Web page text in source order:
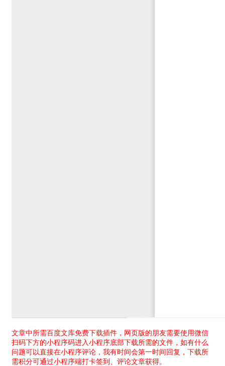
文章中所需百度文库免费下载插件，网页版的朋友需要使用微信
扫码下方的小程序码进入小程序底部下载所需的文件，如有什么
问题可以直接在小程序评论，我有时间会第一时间回复，下载所
需积分可通过小程序端打卡签到、评论文章获得。